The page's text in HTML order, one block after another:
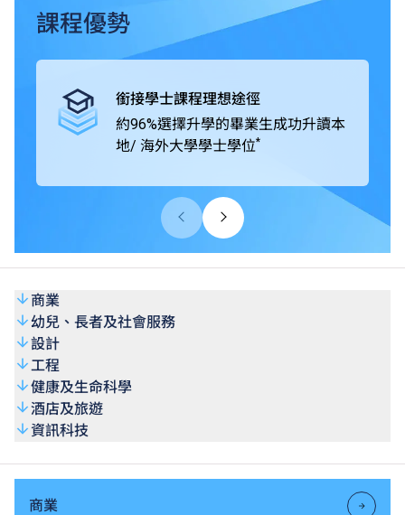
畢業生可升讀本地及海外大學 / 院校開辦的學士學位課程，
包括由VTC機構成員THEi高科院提供的銜接學位課程、
SHAPE與海外及中國內地著名大學協辦的學位銜接課程。
廣泛肯定。
課程優勢
銜接學士課程理想途徑
約96%選擇升學的畢業生成功升讀本
地/ 海外大學學士學位*
商業
幼兒、長者及社會服務
設計
工程
健康及生命科學
酒店及旅遊
資訊科技
商業